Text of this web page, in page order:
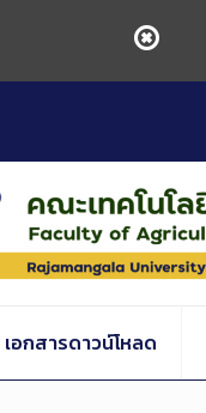
เอกสารดาวน์โหลด